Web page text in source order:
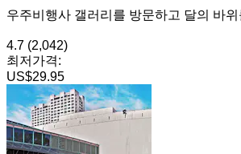
우주비행사 갤러리를 방문하고 달의 바
4.7 (2,042)
최저가격:
US$29.95